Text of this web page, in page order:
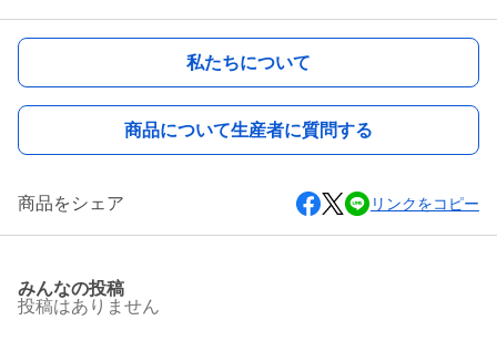
私たちについて
商品について生産者に質問する
商品をシェア リンクをコピー
みんなの投稿
投稿はありません